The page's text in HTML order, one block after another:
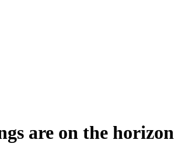
are on the horizon